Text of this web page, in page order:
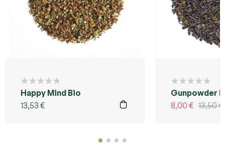
Happy Mind Bio
13,53 €
Gunpowder
13,50€
8,00 €